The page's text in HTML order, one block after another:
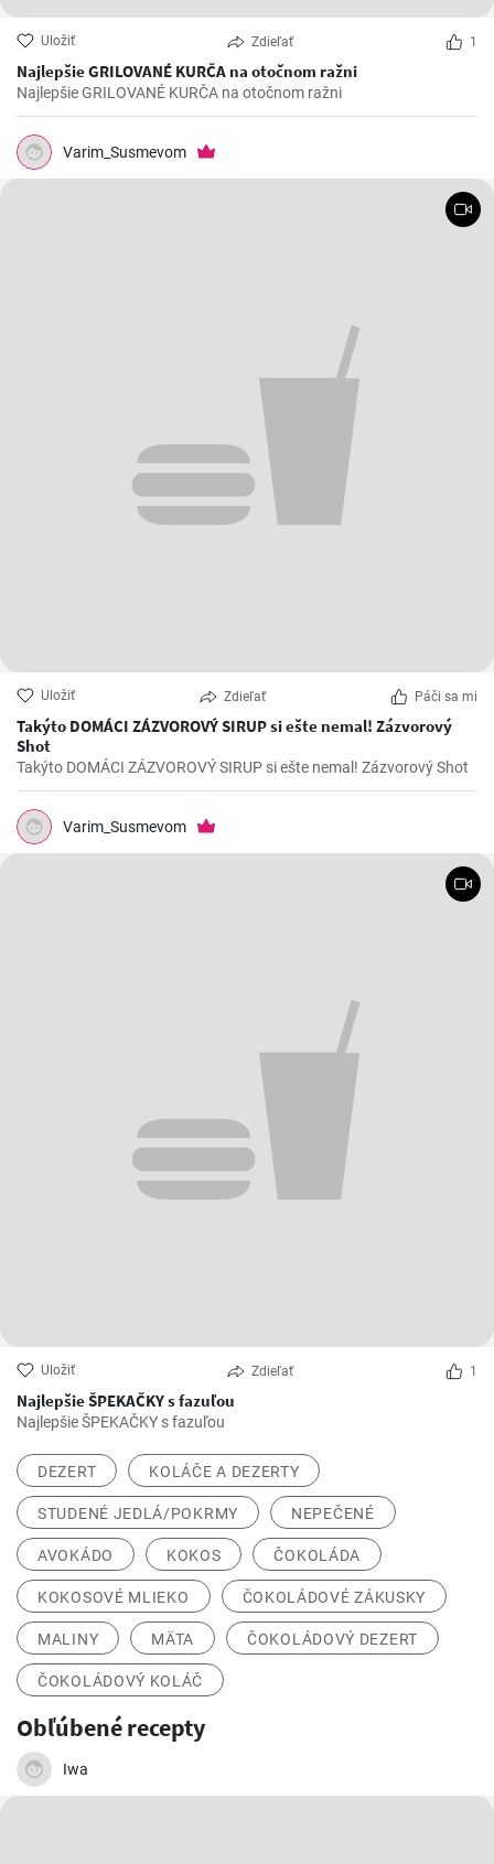
Uložiť Zdieľať 1
Najlepšie GRILOVANÉ KURČA na otočnom ražni
Najlepšie GRILOVANÉ KURČA na otočnom ražni
Varim_Susmevom
Uložiť Zdieľať Páči sa mi
Takýto DOMÁCI ZÁZVOROVÝ SIRUP si ešte nemal! Zázvorový
Shot
Takýto DOMÁCI ZÁZVOROVÝ SIRUP si ešte nemal! Zázvorový Shot
Varim_Susmevom
Uložiť Zdieľať 1
Najlepšie ŠPEKAČKY s fazuľou
Najlepšie ŠPEKAČKY s fazuľou
DEZERT KOLÁČE A DEZERTY
STUDENÉ JEDLÁ/POKRMY NEPEČENÉ
AVOKÁDO KOKOS ČOKOLÁDA
KOKOSOVÉ MLIEKO ČOKOLÁDOVÉ ZÁKUSKY
MALINY MÄTA ČOKOLÁDOVÝ DEZERT
ČOKOLÁDOVÝ KOLÁČ
Obľúbené recepty
Iwa